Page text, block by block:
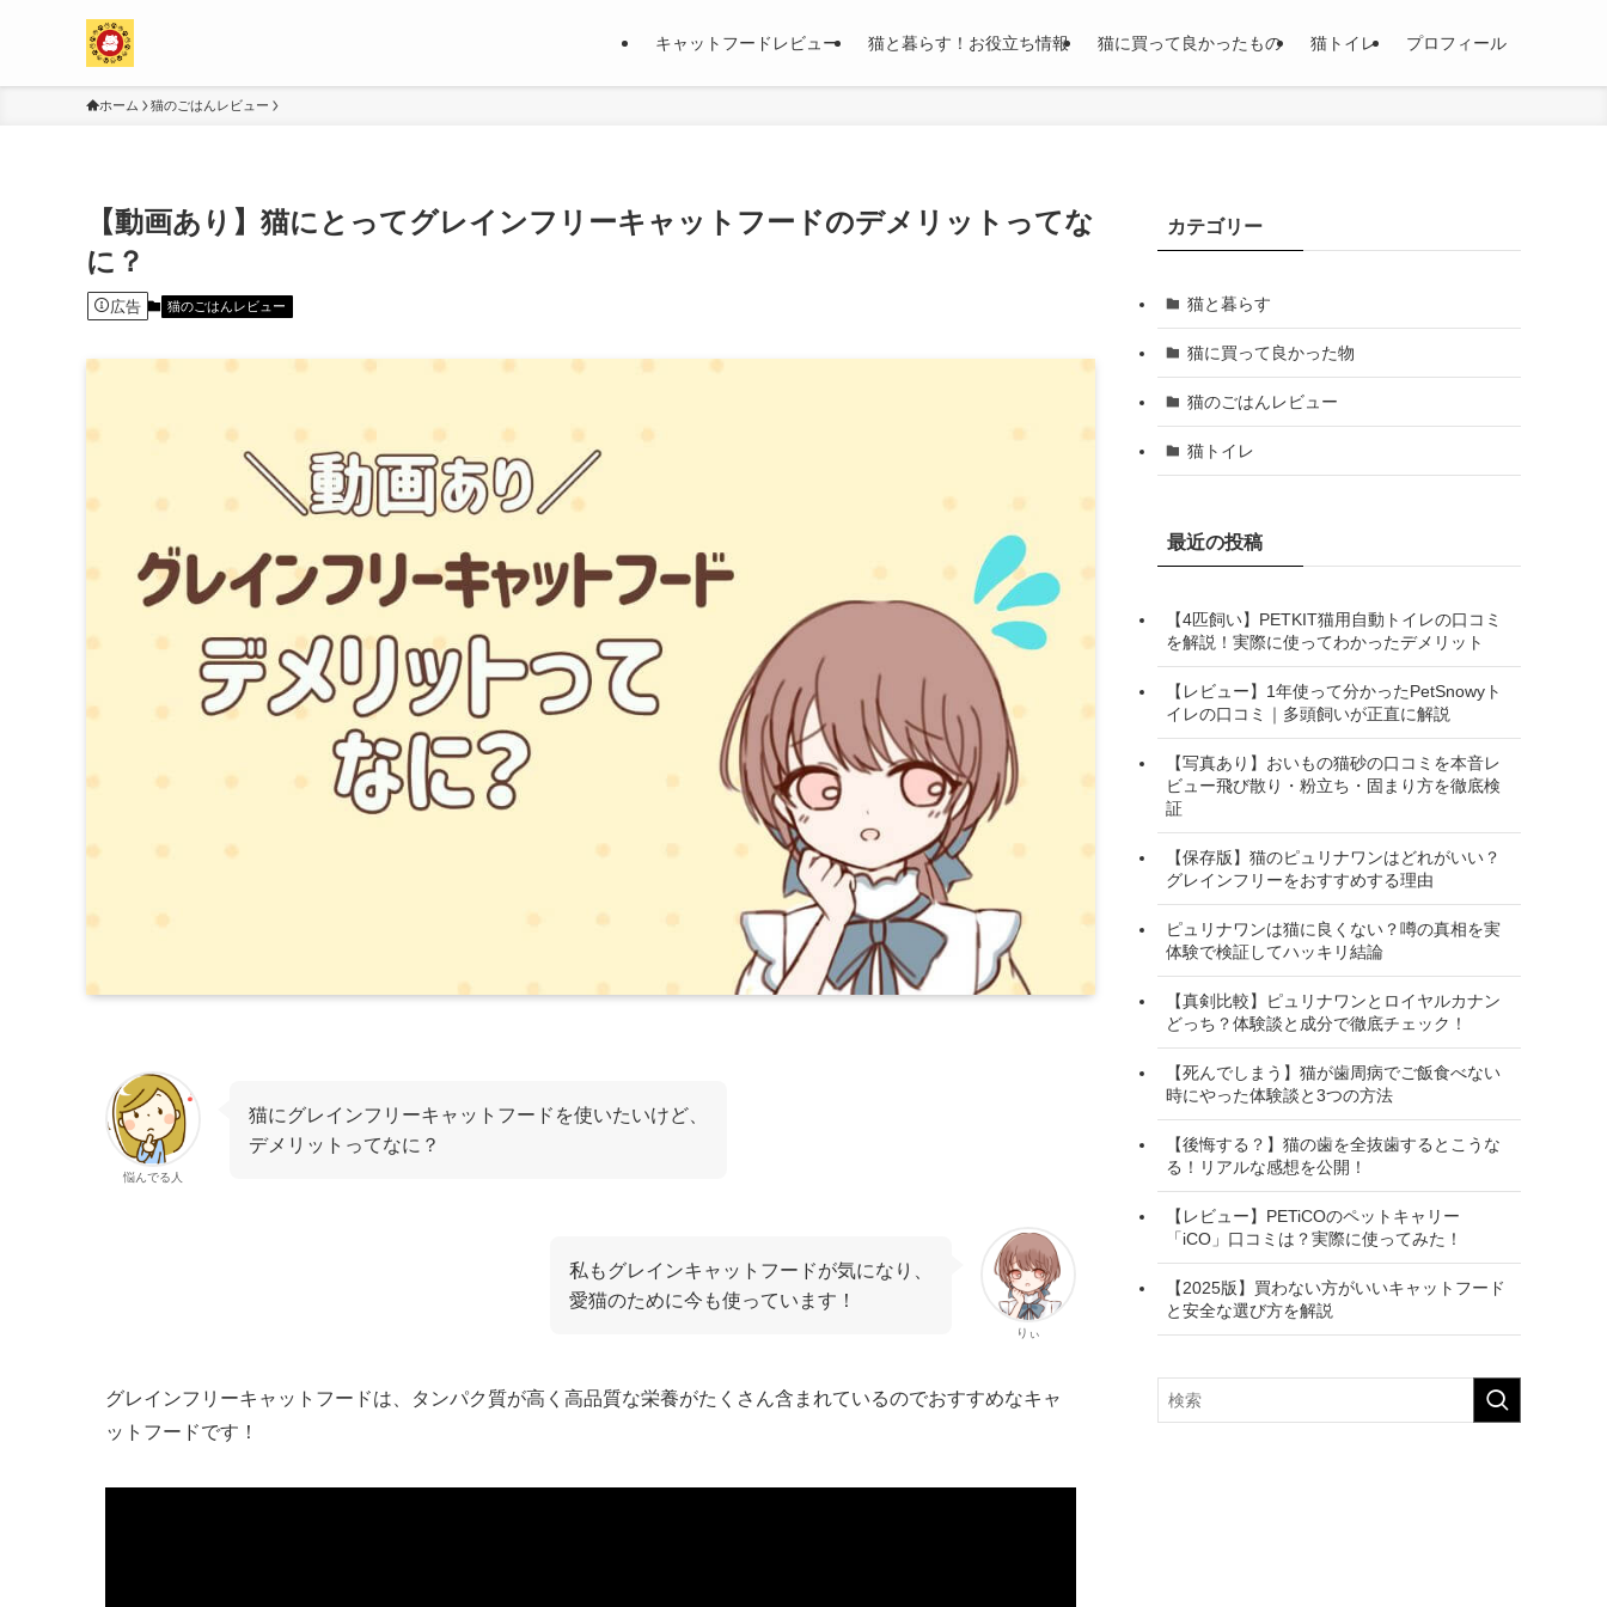
キャットフードレビュー 猫と暮らす！お役立ち情報 猫に買って良かったもの 猫トイレ プロフィール
ホーム 猫のごはんレビュー
【動画あり】猫にとってグレインフリーキャットフードのデメリットってな
に？
広告 猫のごはんレビュー
悩んでる人
猫にグレインフリーキャットフードを使いたいけど、
デメリットってなに？
りぃ
私もグレインキャットフードが気になり、
愛猫のために今も使っています！
グレインフリーキャットフードは、タンパク質が高く高品質な栄養がたくさん含まれているのでおすすめなキャ
ットフードです！
カテゴリー
猫と暮らす
猫に買って良かった物
猫のごはんレビュー
猫トイレ
最近の投稿
【4匹飼い】PETKIT猫用自動トイレの口コミ
を解説！実際に使ってわかったデメリット
【レビュー】1年使って分かったPetSnowyト
イレの口コミ｜多頭飼いが正直に解説
【写真あり】おいもの猫砂の口コミを本音レ
ビュー飛び散り・粉立ち・固まり方を徹底検
証
【保存版】猫のピュリナワンはどれがいい？
グレインフリーをおすすめする理由
ピュリナワンは猫に良くない？噂の真相を実
体験で検証してハッキリ結論
【真剣比較】ピュリナワンとロイヤルカナン
どっち？体験談と成分で徹底チェック！
【死んでしまう】猫が歯周病でご飯食べない
時にやった体験談と3つの方法
【後悔する？】猫の歯を全抜歯するとこうな
る！リアルな感想を公開！
【レビュー】PETiCOのペットキャリー
「iCO」口コミは？実際に使ってみた！
【2025版】買わない方がいいキャットフード
と安全な選び方を解説